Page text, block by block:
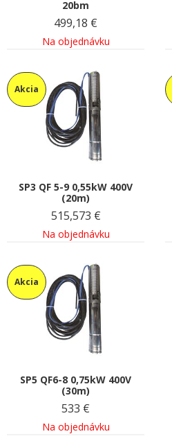
20bm
499,18 €
Na objednávku
Akcia
SP3 QF 5-9 0,55kW 400V
(20m)
515,573 €
Na objednávku
Akcia
SP5 QF6-8 0,75kW 400V
(30m)
533 €
Na objednávku